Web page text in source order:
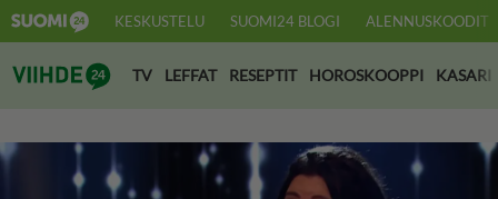
KESKUSTELU SUOMI24 BLOGI ALENNUSKOODIT
Suomi24 Viihde
TV LEFFAT RESEPTIT HOROSKOOPPI KASARI